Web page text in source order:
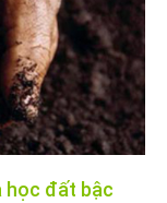
học đất bậc